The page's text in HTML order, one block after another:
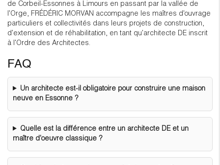
de Corbeil-Essonnes à Limours en passant par la vallée de
l'Orge, FRÉDÉRIC MORVAN accompagne les maîtres d'ouvrage
particuliers et collectivités dans leurs projets de construction,
d'extension et de réhabilitation, en tant qu'architecte DE inscrit
à l'Ordre des Architectes.
FAQ
Un architecte est-il obligatoire pour construire une maison
neuve en Essonne ?
Quelle est la différence entre un architecte DE et un
maître d'oeuvre classique ?